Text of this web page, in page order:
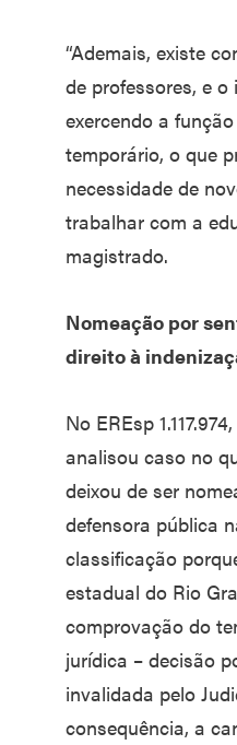
“Ademais, existe
de professores, e
exercendo a
temporário, o que
necessidade de
trabalhar com a
magistrado.
Nomeação por
direito à
No EREsp
analisou caso no
deixou de ser
defensora pública
classificação
estadual do Rio
comprovação do
jurídica – decisão
invalidada pelo
consequência, a